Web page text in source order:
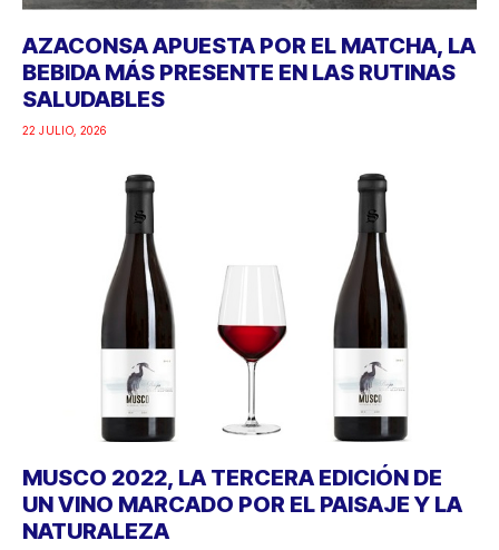
AZACONSA APUESTA POR EL MATCHA, LA
BEBIDA MÁS PRESENTE EN LAS RUTINAS
SALUDABLES
22 JULIO, 2026
MUSCO 2022, LA TERCERA EDICIÓN DE
UN VINO MARCADO POR EL PAISAJE Y LA
NATURALEZA